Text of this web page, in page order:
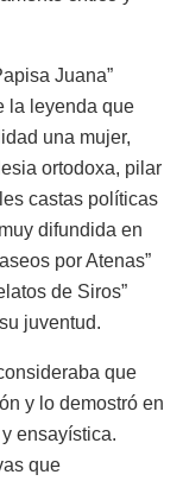
Juana”
la leyenda que
una mujer,
ortodoxa, pilar
castas políticas
difundida en
por Atenas”
de Siros”
juventud.
que
y lo demostró en
ensayística.
que